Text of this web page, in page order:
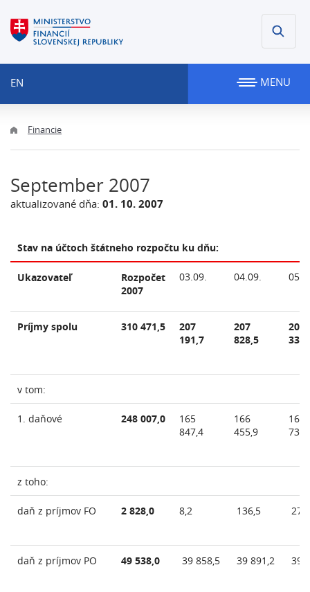
EN MENU
Financie
September 2007
aktualizované dňa: 01. 10. 2007
Stav na účtoch štátneho rozpočtu ku dňu:
Ukazovateľ
Rozpočet
2007
03.09. 04.09.
Príjmy spolu 310 471,5
207
191,7
207
828,5
208
v tom:
1. daňové 248 007,0
165
847,4
166
455,9
166
z toho:
daň z príjmov FO 2 828,0 8,2 136,5
daň z príjmov PO 49 538,0 39 858,5 39 891,2 39